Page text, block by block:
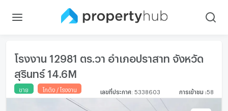
โรงงาน 12981 ตร.วา อำเภอปราสาท จังหวัด
สุรินทร์ 14.6M
ขาย โกดัง / โรงงาน เลขที่ประกาศ 5338603 การเข้าชม 58